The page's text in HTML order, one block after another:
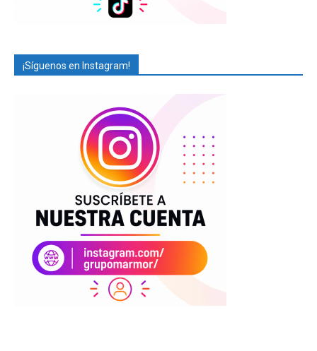
¡Síguenos en Instagram!